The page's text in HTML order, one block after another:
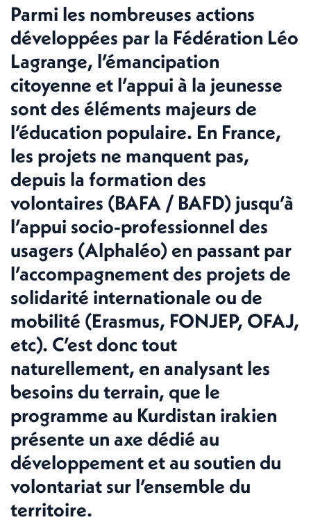
Parmi les nombreuses actions
développées par la Fédération Léo
Lagrange, l’émancipation
citoyenne et l’appui à la jeunesse
sont des éléments majeurs de
l’éducation populaire. En France,
les projets ne manquent pas,
depuis la formation des
volontaires (BAFA / BAFD) jusqu’à
l’appui socio-professionnel des
usagers (Alphaléo) en passant par
l’accompagnement des projets de
solidarité internationale ou de
mobilité (Erasmus, FONJEP, OFAJ,
etc). C’est donc tout
naturellement, en analysant les
besoins du terrain, que le
programme au Kurdistan irakien
présente un axe dédié au
développement et au soutien du
volontariat sur l’ensemble du
territoire.